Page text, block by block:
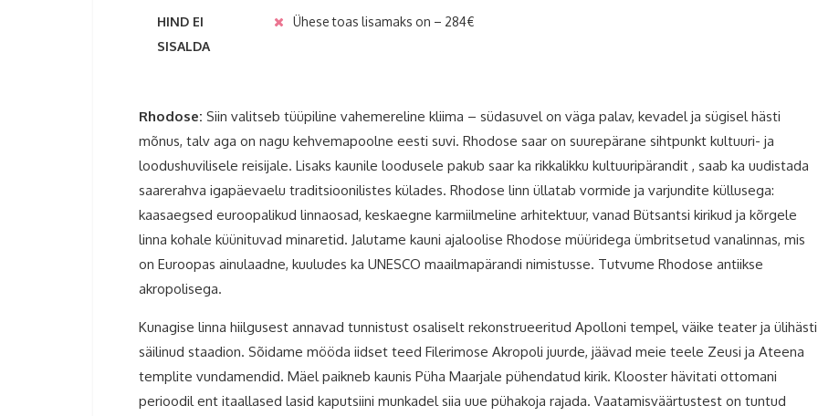
HIND EI
SISALDA
Ühese toas lisamaks on – 284€
Rhodose: Siin valitseb tüüpiline vahemereline kliima – südasuvel on väga palav, kevadel ja sügisel hästi
mõnus, talv aga on nagu kehvemapoolne eesti suvi. Rhodose saar on suurepärane sihtpunkt kultuuri- ja
loodushuvilisele reisijale. Lisaks kaunile loodusele pakub saar ka rikkalikku kultuuripärandit , saab ka uudistada
saarerahva igapäevaelu traditsioonilistes külades. Rhodose linn üllatab vormide ja varjundite küllusega:
kaasaegsed euroopalikud linnaosad, keskaegne karmiilmeline arhitektuur, vanad Bütsantsi kirikud ja kõrgele
linna kohale küünituvad minaretid. Jalutame kauni ajaloolise Rhodose müüridega ümbritsetud vanalinnas, mis
on Euroopas ainulaadne, kuuludes ka UNESCO maailmapärandi nimistusse. Tutvume Rhodose antiikse
akropolisega.
Kunagise linna hiilgusest annavad tunnistust osaliselt rekonstrueeritud Apolloni tempel, väike teater ja ülihästi
säilinud staadion. Sõidame mööda iidset teed Filerimose Akropoli juurde, jäävad meie teele Zeusi ja Ateena
templite vundamendid. Mäel paikneb kaunis Püha Maarjale pühendatud kirik. Klooster hävitati ottomani
perioodil ent itaallased lasid kaputsiini munkadel siia uue pühakoja rajada. Vaatamisväärtustest on tuntud